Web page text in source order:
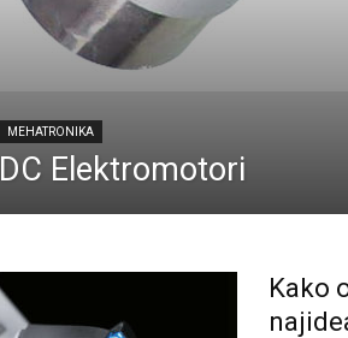
MEHATRONIKA
DC Elektromotori
Kako